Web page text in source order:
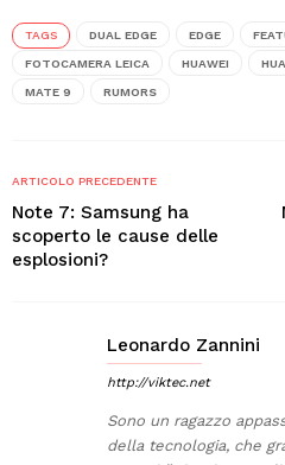
TAGS DUAL EDGE EDGE
FOTOCAMERA LEICA HUAWEI
MATE 9 RUMORS
ARTICOLO PRECEDENTE
Note 7: Samsung ha
scoperto le cause delle
esplosioni?
Leonardo Zannini
http://viktec.net
Sono un ragazzo
della tecnologia, che